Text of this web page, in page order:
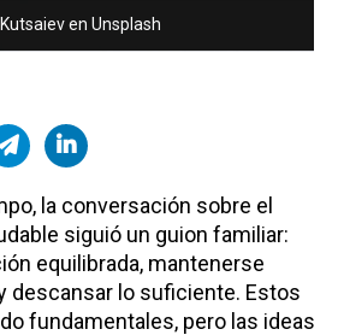
en Unsplash
la conversación sobre el
siguió un guion familiar:
equilibrada, mantenerse
descansar lo suficiente. Estos
fundamentales, pero las ideas